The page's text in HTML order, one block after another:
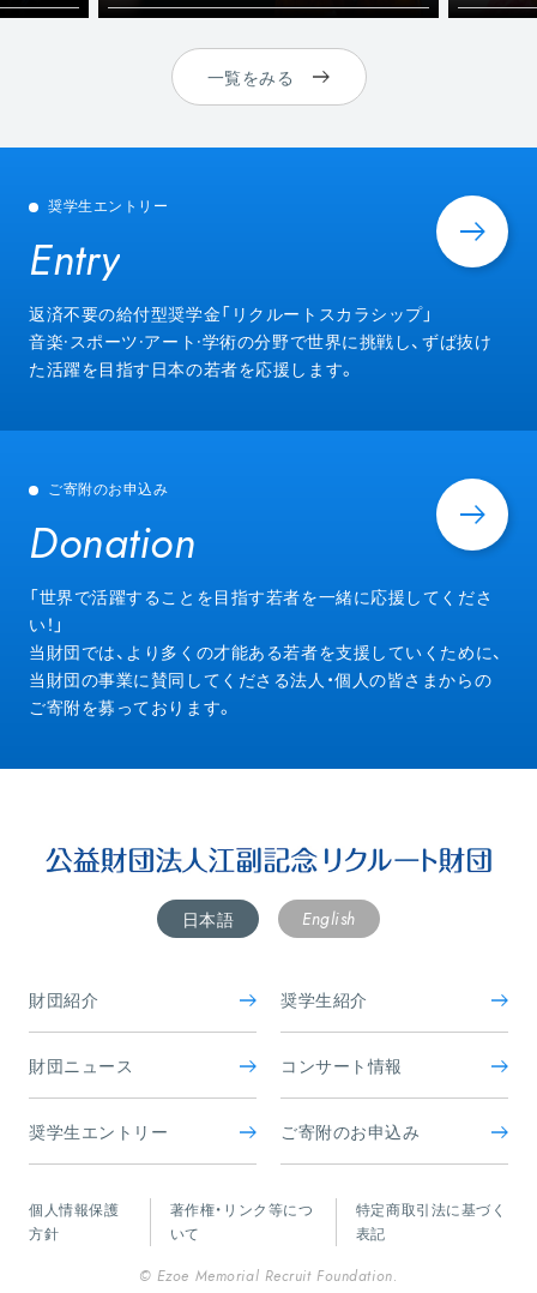
一覧をみる
奨学生エントリー
Entry
Entry
返済不要の給付型奨学金「リクルートスカラシップ」
音楽·スポーツ·アート·学術の分野で世界に挑戦し、ずば抜け
た活躍を目指す日本の若者を応援します。
ご寄附のお申込み
Donation
Donation
「世界で活躍することを目指す若者を一緒に応援してくださ
い！」
当財団では、より多くの才能ある若者を支援していくために、
当財団の事業に賛同してくださる法人・個人の皆さまからの
ご寄附を募っております。
日本語 English
財団紹介 奨学生紹介
財団ニュース コンサート情報
奨学生エントリー ご寄附のお申込み
個人情報保護
方針
著作権・リンク等につ
いて
特定商取引法に基づく
表記
© Ezoe Memorial Recruit Foundation.